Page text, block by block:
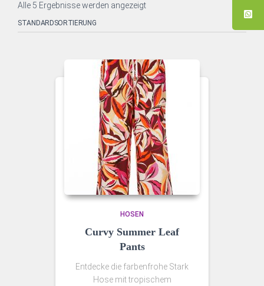
Alle 5 Ergebnisse werden angezeigt
HOSEN
Curvy Summer Leaf
Pants
Entdecke die farbenfrohe Stark
Hose mit tropischem